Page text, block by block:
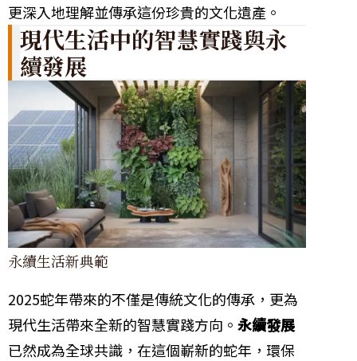
更深入地理解並傳承這份珍貴的文化遺產。
現代生活中的智慧實踐與永
續發展
永續生活新典範
2025蛇年帶來的不僅是傳統文化的傳承，更為
現代生活帶來全新的智慧實踐方向。 永續發展
已然成為全球共識，在這個嶄新的蛇年，環保